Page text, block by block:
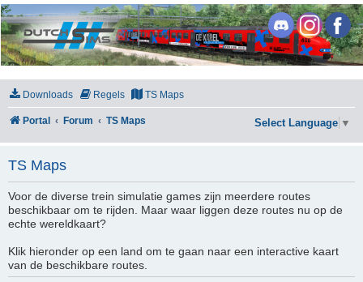
DutchSims
Downloads Regels TS Maps
Portal Forum TS Maps Select Language ▼
TS Maps
Voor de diverse trein simulatie games zijn meerdere routes
beschikbaar om te rijden. Maar waar liggen deze routes nu op de
echte wereldkaart?
Klik hieronder op een land om te gaan naar een interactive kaart
van de beschikbare routes.